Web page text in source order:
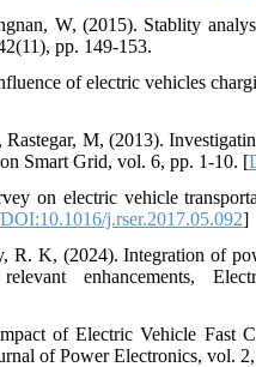
W, (2015). Stablity
pp. 149-153.
of electric vehicles
M, (2013).
Smart Grid, vol. 6, pp. 1-10. [
on electric vehicle
DOI:10.1016/j.rser.2017.05.092]
R. K, (2024). Integration of
enhancements,
of Electric Vehicle Fast
of Power Electronics, vol.